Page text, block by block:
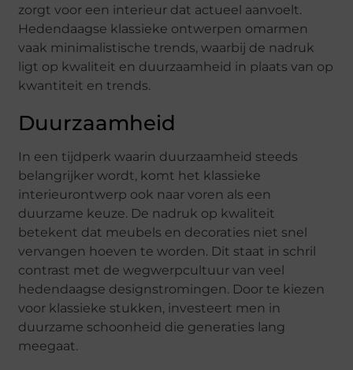
zorgt voor een interieur dat actueel aanvoelt.
Hedendaagse klassieke ontwerpen omarmen
vaak minimalistische trends, waarbij de nadruk
ligt op kwaliteit en duurzaamheid in plaats van op
kwantiteit en trends.
Duurzaamheid
In een tijdperk waarin duurzaamheid steeds
belangrijker wordt, komt het klassieke
interieurontwerp ook naar voren als een
duurzame keuze. De nadruk op kwaliteit
betekent dat meubels en decoraties niet snel
vervangen hoeven te worden. Dit staat in schril
contrast met de wegwerpcultuur van veel
hedendaagse designstromingen. Door te kiezen
voor klassieke stukken, investeert men in
duurzame schoonheid die generaties lang
meegaat.